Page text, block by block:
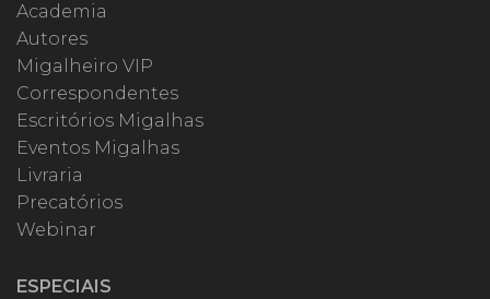
Academia
Autores
Migalheiro VIP
Correspondentes
Escritórios Migalhas
Eventos Migalhas
Livraria
Precatórios
Webinar
ESPECIAIS